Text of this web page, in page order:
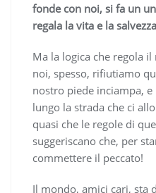
fonde con noi, si fa un
regala la vita e la
Ma la logica che regola
noi, spesso, rifiutiamo
nostro piede inciampa,
lungo la strada che ci
quasi che le regole di
suggeriscano che, per
commettere il peccato!
Il mondo, amici cari, sta